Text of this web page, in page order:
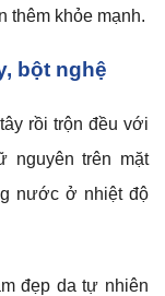
thêm khỏe mạnh.
bột nghệ
rồi trộn đều với
nguyên trên mặt
nước ở nhiệt độ
đẹp da tự nhiên